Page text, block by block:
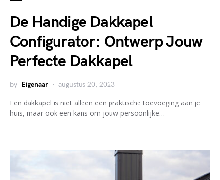
De Handige Dakkapel
Configurator: Ontwerp Jouw
Perfecte Dakkapel
by Eigenaar augustus 20, 2023
Een dakkapel is niet alleen een praktische toevoeging aan je
huis, maar ook een kans om jouw persoonlijke…